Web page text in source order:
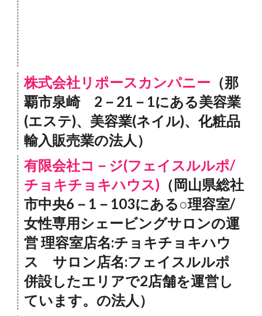
株式会社リポースカンパニー （那
覇市泉崎 2－21－1にある美容業
(エステ)、美容業(ネイル)、化粧品
輸入販売業の法人）
有限会社コ－ジ(フェイスルルポ/
チョキチョキハウス) （岡山県総社
市中央6－1－103にある○理容室/
女性専用シェービングサロンの運
営 理容室店名:チョキチョキハウ
ス サロン店名:フェイスルルポ
併設したエリアで2店舗を運営し
ています。の法人）